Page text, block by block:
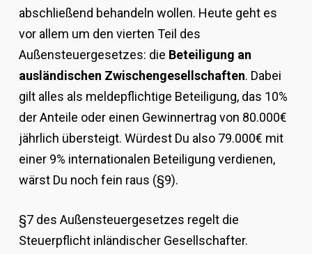
abschließend behandeln wollen. Heute geht es
vor allem um den vierten Teil des
Außensteuergesetzes: die Beteiligung an
ausländischen Zwischengesellschaften. Dabei
gilt alles als meldepflichtige Beteiligung, das 10%
der Anteile oder einen Gewinnertrag von 80.000€
jährlich übersteigt. Würdest Du also 79.000€ mit
einer 9% internationalen Beteiligung verdienen,
wärst Du noch fein raus (§9).
§7 des Außensteuergesetzes regelt die
Steuerpflicht inländischer Gesellschafter.